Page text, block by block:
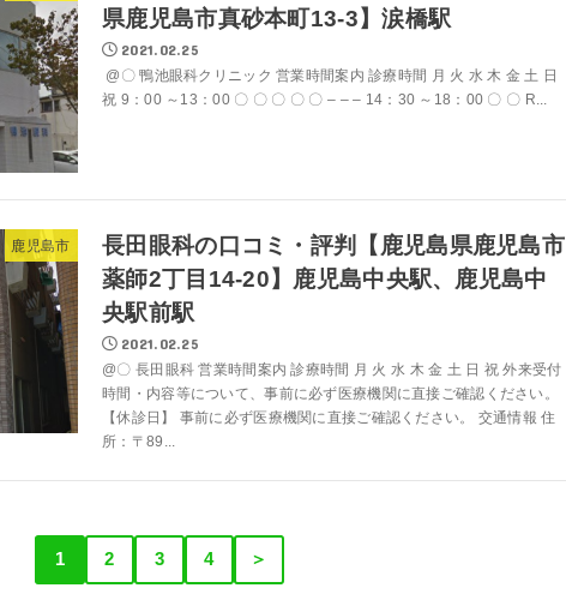
県鹿児島市真砂本町13-3】涙橋駅
2021.02.25
@〇 鴨池眼科クリニック 営業時間案内 診療時間 月 火 水 木 金 土 日
祝 9：00 ～13：00 〇 〇 〇 〇 〇 – – – 14：30 ～18：00 〇 〇 R...
鹿児島市
長田眼科の口コミ・評判【鹿児島県鹿児島市
薬師2丁目14-20】鹿児島中央駅、鹿児島中
央駅前駅
2021.02.25
@〇 長田眼科 営業時間案内 診療時間 月 火 水 木 金 土 日 祝 外来受付
時間・内容等について、事前に必ず医療機関に直接ご確認ください。
【休診日】 事前に必ず医療機関に直接ご確認ください。 交通情報 住
所：〒89...
1 2 3 4 ＞